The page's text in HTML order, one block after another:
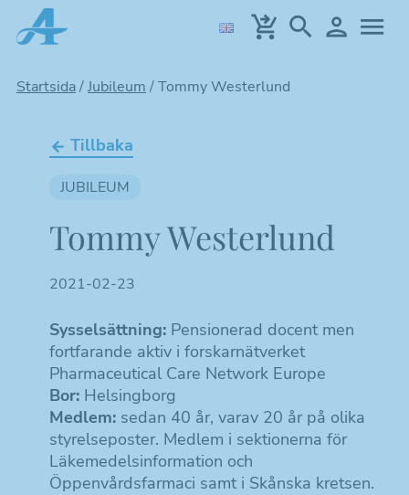
Hoppa
till
Startsida/Jubileum /Tommy Westerlund
Tillbaka
JUBILEUM
Tommy Westerlund
2021-02-23
Sysselsättning: Pensionerad docent men
fortfarande aktiv i forskarnätverket
Pharmaceutical Care Network Europe
Bor: Helsingborg
Medlem: sedan 40 år, varav 20 år på olika
styrelseposter. Medlem i sektionerna för
Läkemedelsinformation och
Öppenvårdsfarmaci samt i Skånska kretsen.